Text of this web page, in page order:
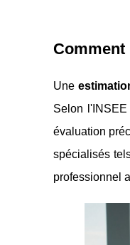
Une
Selon
évaluation
spécialisés
professionnel